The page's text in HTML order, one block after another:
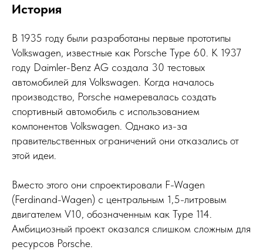
История
В 1935 году были разработаны первые прототипы
Volkswagen, известные как Porsche Type 60. К 1937
году Daimler-Benz AG создала 30 тестовых
автомобилей для Volkswagen. Когда началось
производство, Porsche намеревалась создать
спортивный автомобиль с использованием
компонентов Volkswagen. Однако из-за
правительственных ограничений они отказались от
этой идеи.
Вместо этого они спроектировали F-Wagen
(Ferdinand-Wagen) с центральным 1,5-литровым
двигателем V10, обозначенным как Type 114.
Амбициозный проект оказался слишком сложным для
ресурсов Porsche.